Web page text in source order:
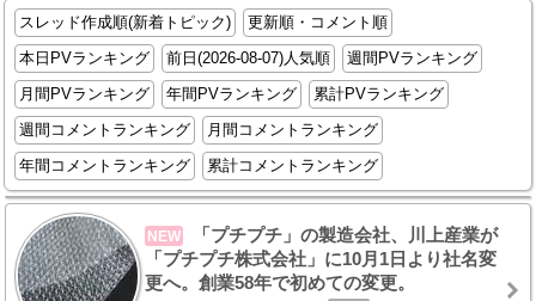
スレッド作成順(新着トピック)
更新順・コメント順
本日PVランキング
前日(2026-08-07)人気順
週間PVランキング
月間PVランキング
年間PVランキング
累計PVランキング
週間コメントランキング
月間コメントランキング
年間コメントランキング
累計コメントランキング
NEW
「プチプチ」の製造会社、川上産業が
「プチプチ株式会社」に10月1日より社名変
更へ。創業58年で初めての変更。